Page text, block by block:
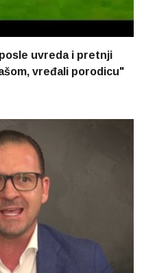
uvreda i pretnji
vređali porodicu"